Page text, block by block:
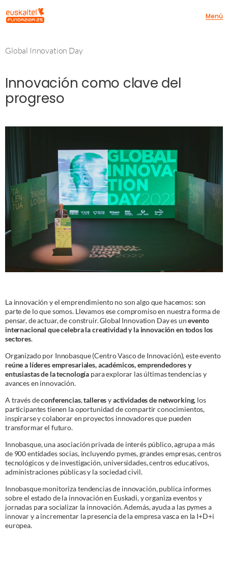
Menú
Global Innovation Day
Innovación como clave del
progreso
La innovación y el emprendimiento no son algo que hacemos: son
parte de lo que somos. Llevamos ese compromiso en nuestra forma de
pensar, de actuar, de construir. Global Innovation Day es unevento
internacional que celebra la creatividad y la innovación en todos los
sectores.
Organizado por Innobasque (Centro Vasco de Innovación), este evento
reúne a líderes empresariales, académicos, emprendedores y
entusiastas de la tecnología para explorar las últimas tendencias y
avances en innovación.
A través deconferencias,talleresyactividades de networking, los
participantes tienen la oportunidad de compartir conocimientos,
inspirarse y colaborar en proyectos innovadores que pueden
transformar el futuro.
Innobasque, una asociación privada de interés público, agrupa a más
de 900 entidades socias, incluyendo pymes, grandes empresas, centros
tecnológicos y de investigación, universidades, centros educativos,
administraciones públicas y la sociedad civil.
Innobasque monitoriza tendencias de innovación, publica informes
sobre el estado de la innovación en Euskadi, y organiza eventos y
jornadas para socializar la innovación. Además, ayuda a las pymes a
innovar y a incrementar la presencia de la empresa vasca en la I+D+i
europea.